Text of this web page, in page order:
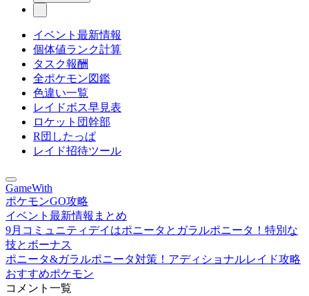
イベント最新情報
個体値ランク計算
タスク報酬
全ポケモン図鑑
色違い一覧
レイドボス早見表
ロケット団幹部
R団したっぱ
レイド招待ツール
GameWith
ポケモンGO攻略
イベント最新情報まとめ
9月コミュニティデイはポニータとガラルポニータ！特別な
技とボーナス
ポニータ&ガラルポニータ対策！アディショナルレイド攻略
おすすめポケモン
コメント一覧